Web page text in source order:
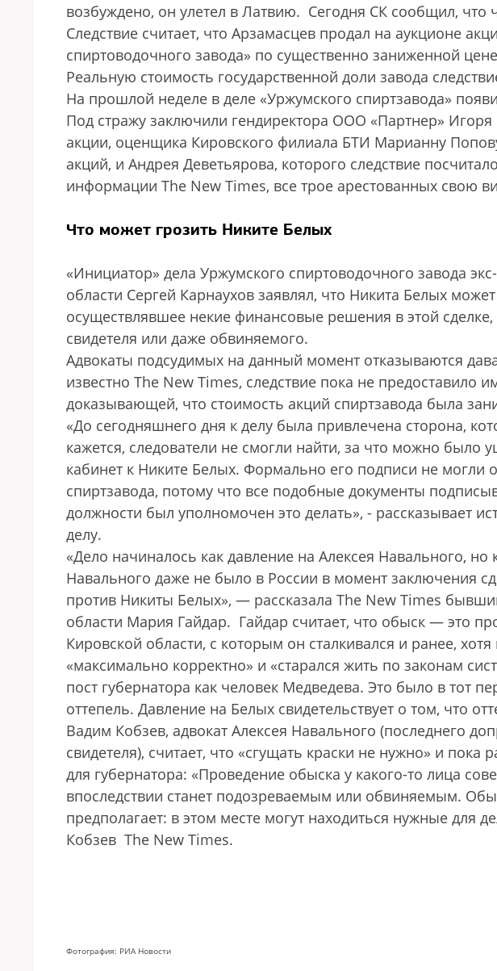
возбуждено, он улетел в Латвию. Сегодня СК сообщил, что
Следствие считает, что Арзамасцев продал на аукционе
спиртоводочного завода» по существенно заниженной
Реальную стоимость государственной доли завода
На прошлой неделе в деле «Уржумского спиртзавода»
Под стражу заключили гендиректора ООО «Партнер»
акции, оценщика Кировского филиала БТИ Марианну
акций, и Андрея Деветьярова, которого следствие
информации The New Times, все трое арестованных свою
Что может грозить Никите Белых
«Инициатор» дела Уржумского спиртоводочного завода
области Сергей Карнаухов заявлял, что Никита Белых
осуществлявшее некие финансовые решения в этой сделке,
свидетеля или даже обвиняемого.
Адвокаты подсудимых на данный момент отказываются
известно The New Times, следствие пока не предоставило
доказывающей, что стоимость акций спиртзавода была
«До сегодняшнего дня к делу была привлечена сторона,
кажется, следователи не смогли найти, за что можно было
кабинет к Никите Белых. Формально его подписи не могли
спиртзавода, потому что все подобные документы
должности был уполномочен это делать», - рассказывает
делу.
«Дело начиналось как давление на Алексея Навального, но
Навального даже не было в России в момент заключения
против Никиты Белых», — рассказала The New Times
области Мария Гайдар. Гайдар считает, что обыск — это
Кировской области, с которым он сталкивался и ранее,
«максимально корректно» и «старался жить по законам
пост губернатора как человек Медведева. Это было в тот
оттепель. Давление на Белых свидетельствует о том, что
Вадим Кобзев, адвокат Алексея Навального (последнего
свидетеля), считает, что «сгущать краски не нужно» и пока
для губернатора: «Проведение обыска у какого-то лица
впоследствии станет подозреваемым или обвиняемым.
предполагает: в этом месте могут находиться нужные для
Кобзев The New Times.
Фотография: РИА Новости